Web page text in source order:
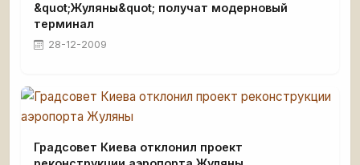
&quot;Жуляны&quot; получат модерновый
терминал
28-12-2009
Градсовет Киева отклонил проект